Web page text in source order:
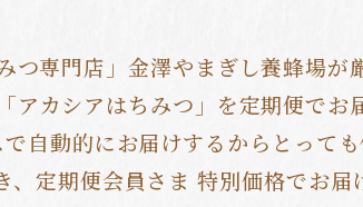
つ専門店」金澤やまぎし養蜂場が
アカシアはちみつ」を定期便でお
自動的にお届けするからとっても
、定期便会員さま 特別価格でお届